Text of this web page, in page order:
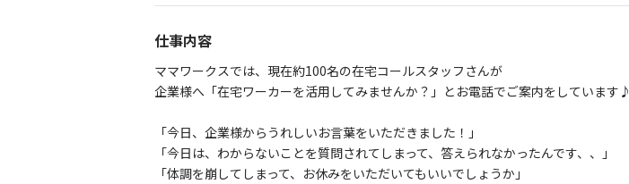
仕事内容
ママワークスでは、現在約100名の在宅コールスタッフさんが
企業様へ「在宅ワーカーを活用してみませんか？」とお電話でご案内をしています♪
「今日、企業様からうれしいお言葉をいただきました！」
「今日は、わからないことを質問されてしまって、答えられなかったんです、、」
「体調を崩してしまって、お休みをいただいてもいいでしょうか」